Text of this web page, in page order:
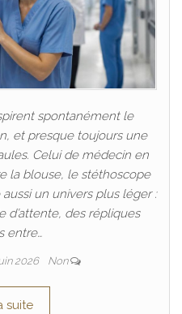
spontanément le
et presque toujours une
Celui de médecin en
la blouse, le stéthoscope
un univers plus léger :
d’attente, des répliques
entre…
2026 Non
suite